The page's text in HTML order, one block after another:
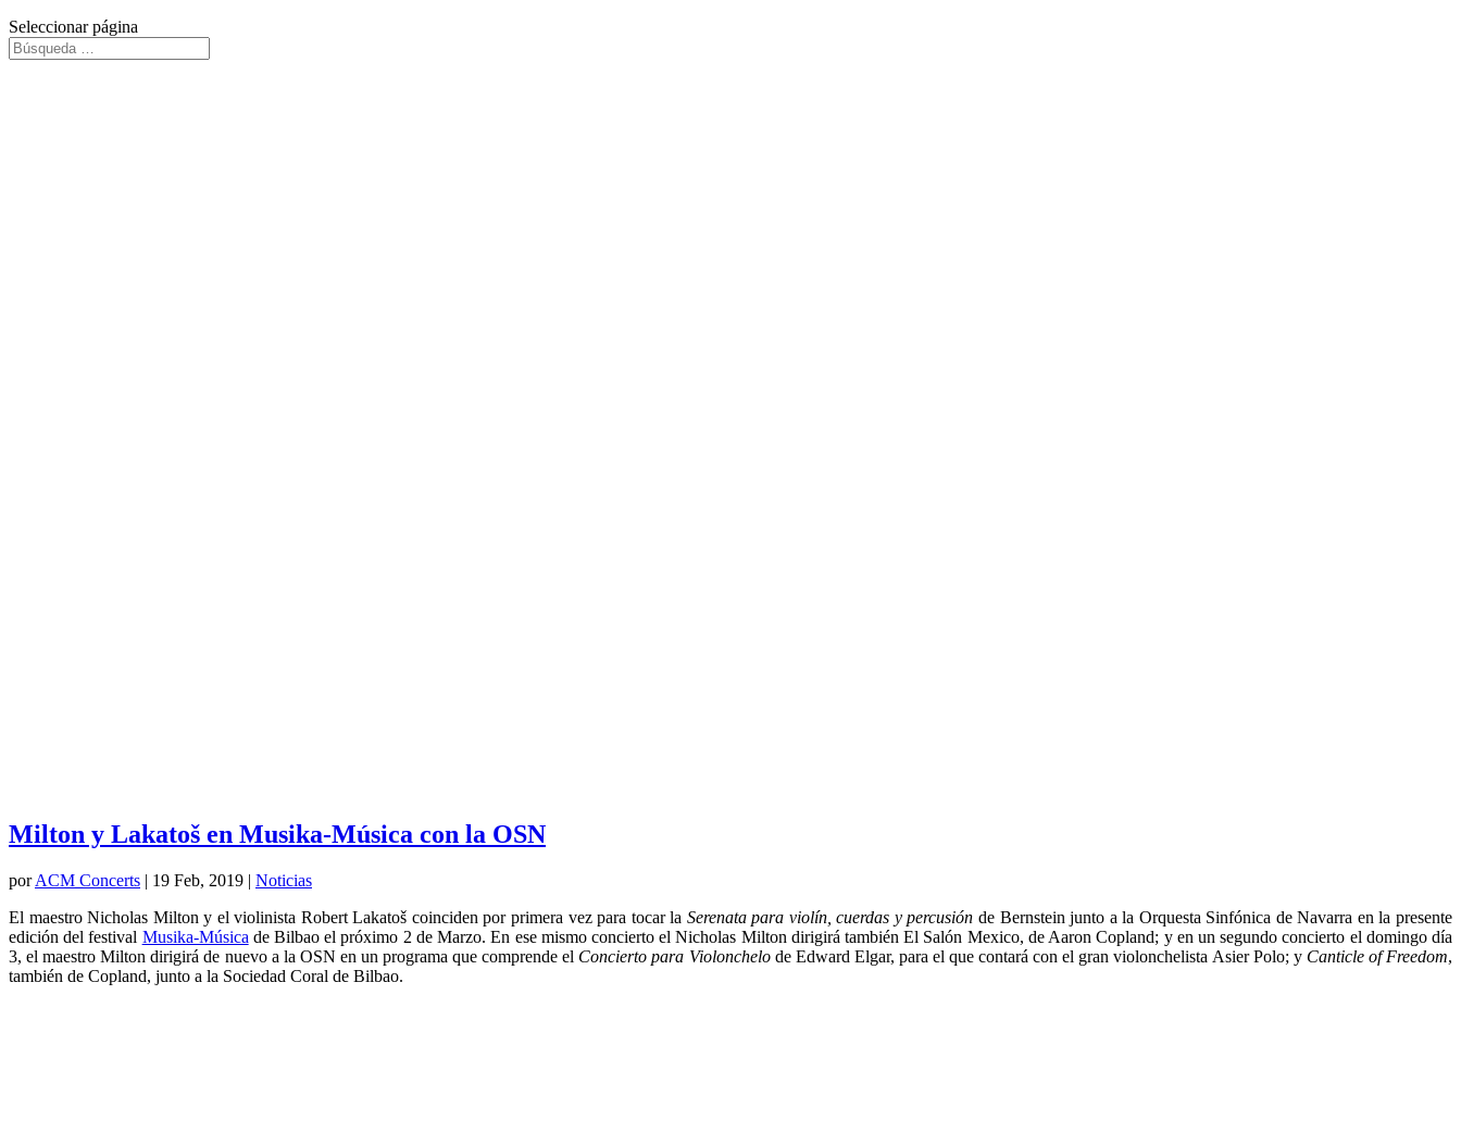
Seleccionar página
Milton y Lakatoš en Musika-Música con la OSN
porACM Concerts | 19 Feb, 2019 | Noticias
El maestro Nicholas Milton y el violinista Robert Lakatoš coinciden por primera vez para tocar la Serenata para violín, cuerdas y percusiónde Bernstein junto a la Orquesta Sinfónica de Navarra en la presente
edición del festival Musika-Música de Bilbao el próximo 2 de Marzo. En ese mismo concierto el Nicholas Milton dirigirá también El Salón Mexico, de Aaron Copland; y en un segundo concierto el domingo día
3, el maestro Milton dirigirá de nuevo a la OSN en un programa que comprende el Concierto para Violonchelode Edward Elgar, para el que contará con el gran violonchelista Asier Polo; y Canticle of Freedom,
también de Copland, junto a la Sociedad Coral de Bilbao.